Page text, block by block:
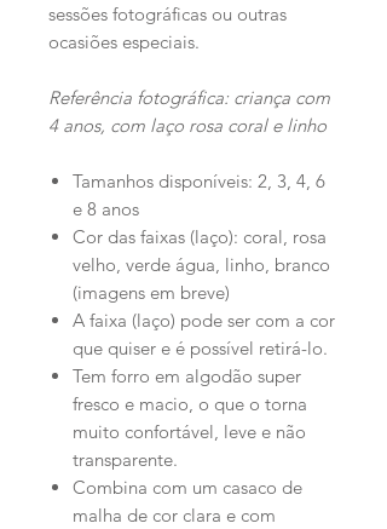
sessões fotográficas ou outras
ocasiões especiais.
Referência fotográfica: criança com
4 anos, com laço rosa coral e linho
Tamanhos disponíveis: 2, 3, 4, 6
e 8 anos
Cor das faixas (laço): coral, rosa
velho, verde água, linho, branco
(imagens em breve)
A faixa (laço) pode ser com a cor
que quiser e é possível retirá-lo.
Tem forro em algodão super
fresco e macio, o que o torna
muito confortável, leve e não
transparente.
Combina com um casaco de
malha de cor clara e com